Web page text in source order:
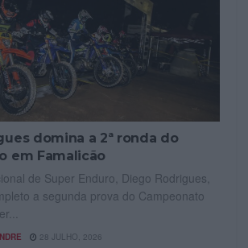
domina a 2ª ronda do
em Famalicão
de Super Enduro, Diego Rodrigues,
a segunda prova do Campeonato
28 JULHO, 2026